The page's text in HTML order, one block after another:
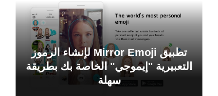
تطبيق Mirror Emoji لإنشاء الرموز
التعبيرية "إيموجي" الخاصة بك بطريقة
سهلة